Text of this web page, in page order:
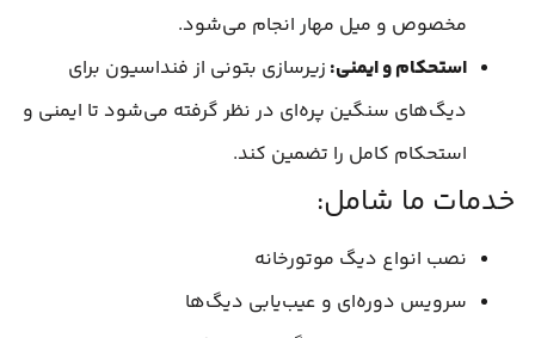
مخصوص و میل مهار انجام می‌شود.
استحکام و ایمنی: زیرسازی بتونی از فنداسیون برای
دیگ‌های سنگین پره‌ای در نظر گرفته می‌شود تا ایمنی و
استحکام کامل را تضمین کند.
خدمات ما شامل:
نصب انواع دیگ موتورخانه
سرویس دوره‌ای و عیب‌یابی دیگ‌ها